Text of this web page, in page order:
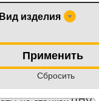
Вид изделия
Применить
Cбросить
файл (до 20 mb)
Отправить заявку